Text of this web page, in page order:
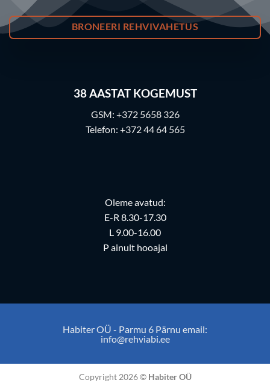
BRONEERI REHVIVAHETUS
38AASTAT KOGEMUST
GSM: +372 5658 326
Telefon: +372 44 64 565
Oleme avatud:
E-R 8.30-17.30
L 9.00-16.00
P ainult hooajal
Habiter OÜ - Parmu 6 Pärnu email:
info@rehviabi.ee
Copyright 2026 © Habiter OÜ